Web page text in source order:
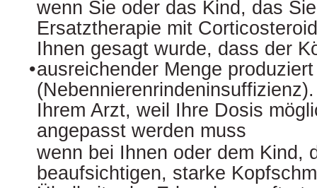
•
wenn Sie oder das Kind, das
Ersatztherapie mit
Ihnen gesagt wurde, dass der
ausreichender Menge produziert
Ihrem Arzt, weil Ihre Dosis
angepasst werden muss
wenn bei Ihnen oder dem Kind,
beaufsichtigen, starke